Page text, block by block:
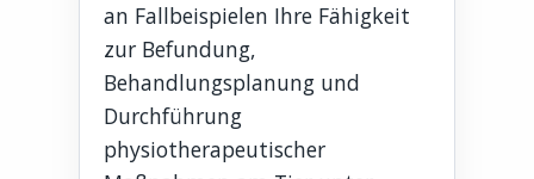
an Fallbeispielen Ihre Fähigkeit
zur Befundung,
Behandlungsplanung und
Durchführung
physiotherapeutischer